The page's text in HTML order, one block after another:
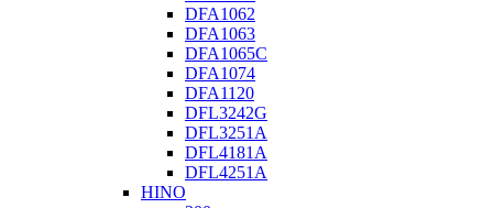
DFA1062
DFA1063
DFA1065C
DFA1074
DFA1120
DFL3242G
DFL3251A
DFL4181A
DFL4251A
HINO